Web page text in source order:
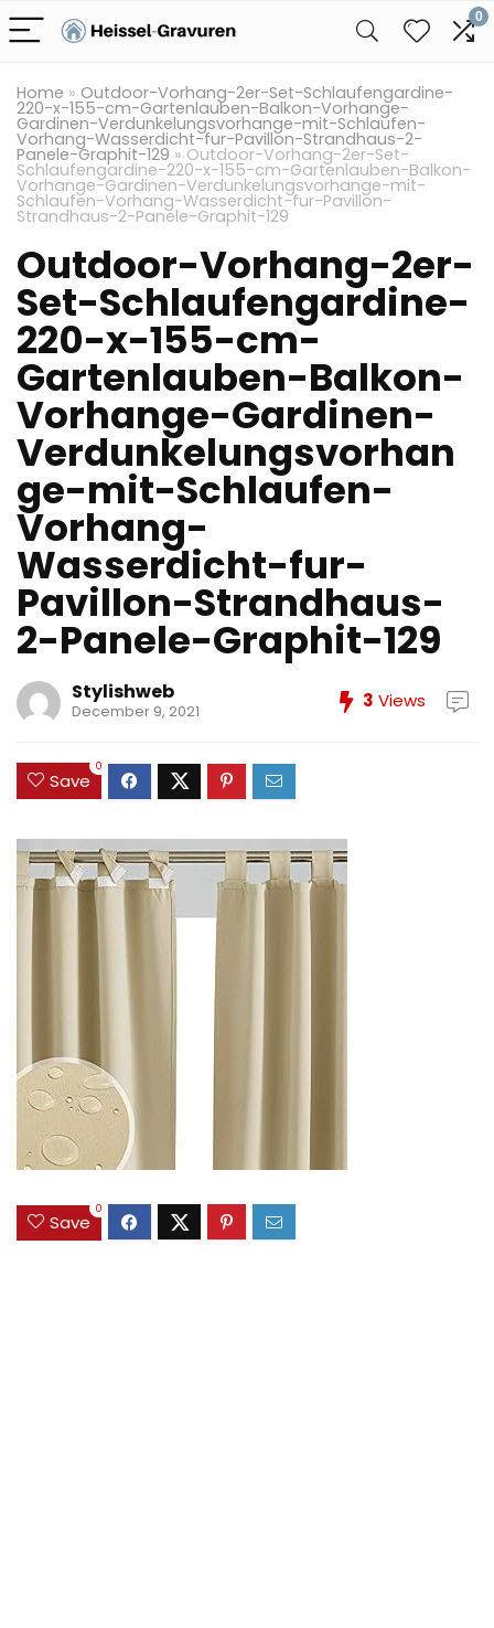
0
Home » Outdoor-Vorhang-2er-Set-Schlaufengardine-
220-x-155-cm-Gartenlauben-Balkon-Vorhange-
Gardinen-Verdunkelungsvorhange-mit-Schlaufen-
Vorhang-Wasserdicht-fur-Pavillon-Strandhaus-2-
Panele-Graphit-129 » Outdoor-Vorhang-2er-Set-
Schlaufengardine-220-x-155-cm-Gartenlauben-Balkon-
Vorhange-Gardinen-Verdunkelungsvorhange-mit-
Schlaufen-Vorhang-Wasserdicht-fur-Pavillon-
Strandhaus-2-Panele-Graphit-129
Outdoor-Vorhang-2er-
Set-Schlaufengardine-
220-x-155-cm-
Gartenlauben-Balkon-
Vorhange-Gardinen-
Verdunkelungsvorhan
ge-mit-Schlaufen-
Vorhang-
Wasserdicht-fur-
Pavillon-Strandhaus-
2-Panele-Graphit-129
Stylishweb
December 9, 2021 3 Views
Save
0
Save
0